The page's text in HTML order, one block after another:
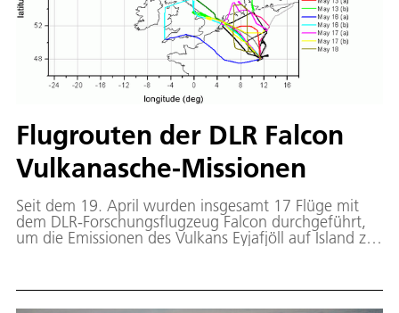
Flugrouten der DLR Falcon
Vulkanasche-Missionen
Seit dem 19. April wurden insgesamt 17 Flüge mit
dem DLR-Forschungsflugzeug Falcon durchgeführt,
um die Emissionen des Vulkans Eyjafjöll auf Island zu